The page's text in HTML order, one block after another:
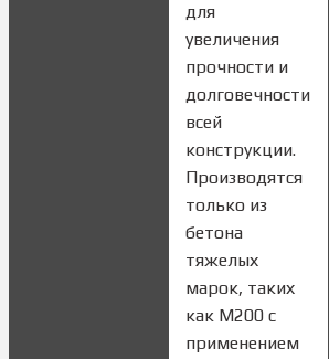
для
увеличения
прочности и
долговечности
всей
конструкции.
Производятся
только из
бетона
тяжелых
марок, таких
как М200 с
применением